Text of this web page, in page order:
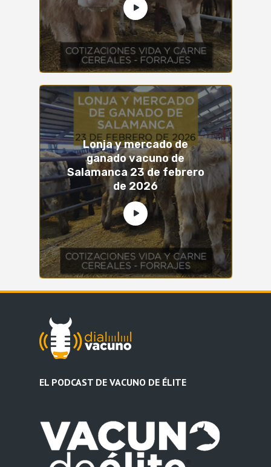
Lonja y mercado de
ganado vacuno de
Salamanca 23 de febrero
de 2026
EL PODCAST DE VACUNO DE ÉLITE